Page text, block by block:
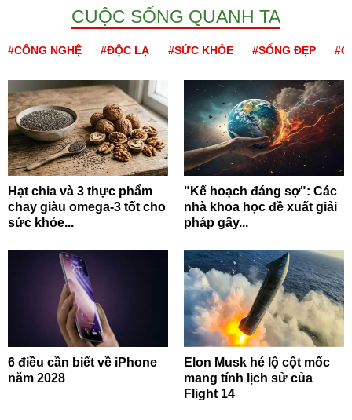
CUỘC SỐNG QUANH TA
#CÔNG NGHỆ #ĐỘC LẠ #SỨC KHỎE #SỐNG ĐẸP
Hạt chia và 3 thực phẩm
chay giàu omega-3 tốt cho
sức khỏe...
"Kế hoạch đáng sợ": Các
nhà khoa học đề xuất giải
pháp gây...
6 điều cần biết về iPhone
năm 2028
Elon Musk hé lộ cột mốc
mang tính lịch sử của
Flight 14